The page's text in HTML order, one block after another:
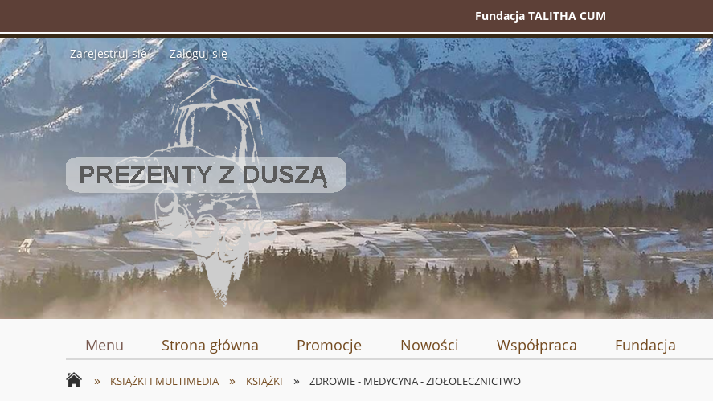
Fundacja TALITHA CUM
Zarejestruj się Zaloguj się
Menu Strona główna Promocje Nowości Współpraca Fundacja
» KSIĄŻKI I MULTIMEDIA » KSIĄŻKI » ZDROWIE - MEDYCYNA - ZIOŁOLECZNICTWO